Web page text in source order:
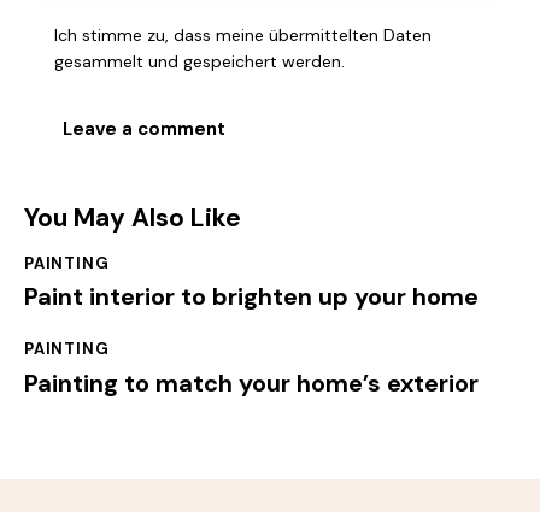
Ich stimme zu, dass meine übermittelten Daten
gesammelt und gespeichert werden.
You May Also Like
PAINTING
Paint interior to brighten up your home
PAINTING
Painting to match your home’s exterior